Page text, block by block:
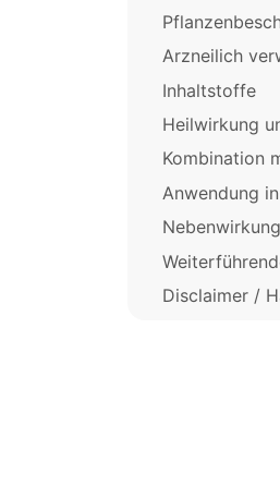
Arzneilich
Inhaltstoffe
Heilwirkung
Kombination
Anwendung
Disclaimer /